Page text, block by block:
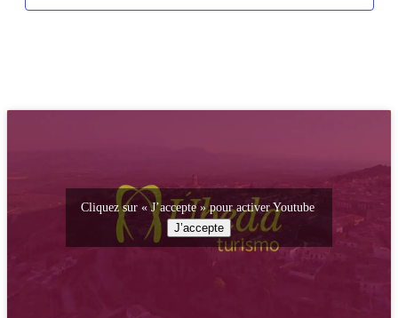
Cliquez sur « J’accepte » pour activer Youtube
J’accepte